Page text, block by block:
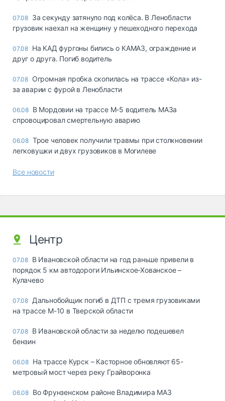
07.08 За секунду затянуло под колёса. В Ленобласти
грузовик наехал на женщину у пешеходного перехода
07.08 На КАД фургоны бились о КАМАЗ, ограждение и
друг о друга. Погиб водитель
07.08 Огромная пробка скопилась на трассе «Кола» из-
за аварии с фурой в Ленобласти
06.08 В Мордовии на трассе М-5 водитель МАЗа
спровоцировал смертельную аварию
06.08 Трое человек получили травмы при столкновении
легковушки и двух грузовиков в Могилеве
Все новости
Центр
07.08 В Ивановской области на год раньше привели в
порядок 5 км автодороги Ильинское-Хованское –
Кулачево
07.08 Дальнобойщик погиб в ДТП с тремя грузовиками
на трассе М-10 в Тверской области
07.08 В Ивановской области за неделю подешевел
бензин
06.08 На трассе Курск – Касторное обновляют 65-
метровый мост через реку Грайворонка
06.08 Во Фрунзенском районе Владимира МАЗ